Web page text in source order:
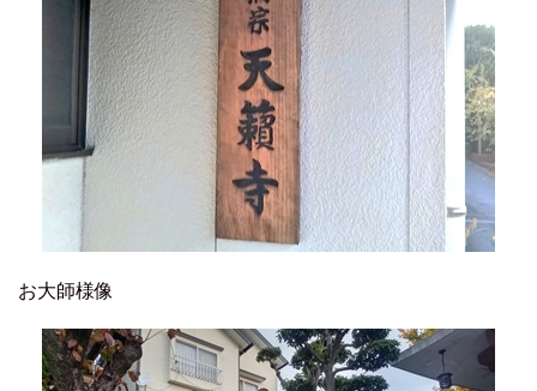
お大師様像